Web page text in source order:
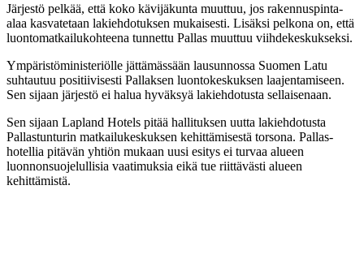
Järjestö pelkää, että koko kävijäkunta muuttuu, jos rakennuspinta-
alaa kasvatetaan lakiehdotuksen mukaisesti. Lisäksi pelkona on, että
luontomatkailukohteena tunnettu Pallas muuttuu viihdekeskukseksi.
Ympäristöministeriölle jättämässään lausunnossa Suomen Latu
suhtautuu positiivisesti Pallaksen luontokeskuksen laajentamiseen.
Sen sijaan järjestö ei halua hyväksyä lakiehdotusta sellaisenaan.
Sen sijaan Lapland Hotels pitää hallituksen uutta lakiehdotusta
Pallastunturin matkailukeskuksen kehittämisestä torsona. Pallas-
hotellia pitävän yhtiön mukaan uusi esitys ei turvaa alueen
luonnonsuojelullisia vaatimuksia eikä tue riittävästi alueen
kehittämistä.